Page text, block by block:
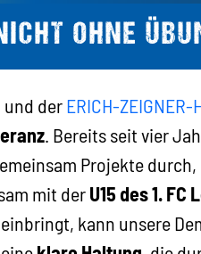
OHNE
und derERICH-ZEIGNER-
. Bereits seit vier
Projekte
mit derU15 des 1.
kann unsere